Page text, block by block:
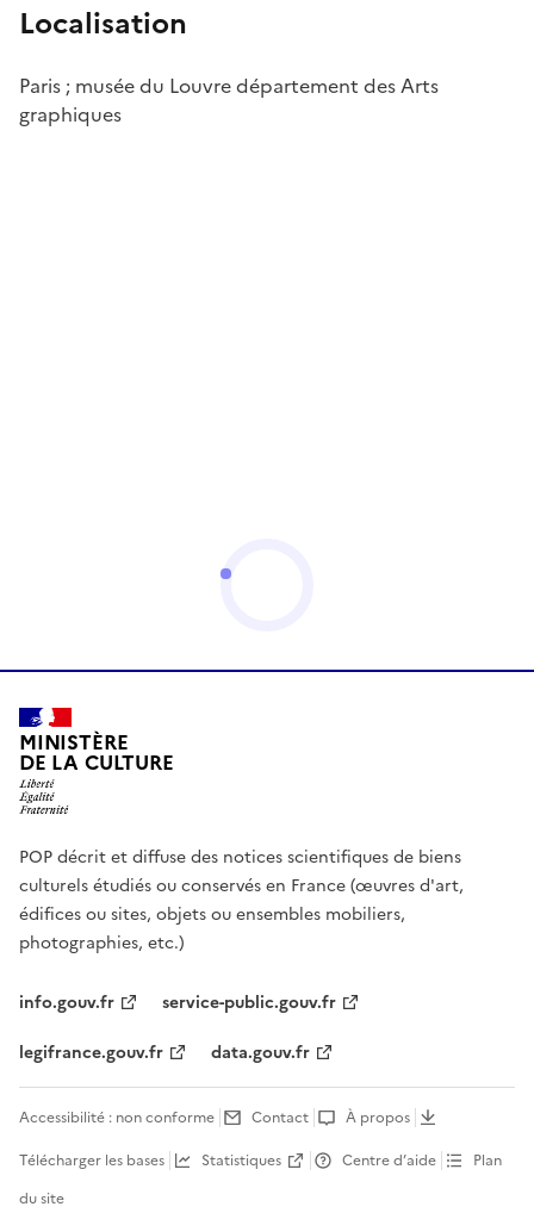
Localisation
Paris ; musée du Louvre département des Arts
graphiques
MINISTÈRE
DE LA CULTURE
POP décrit et diffuse des notices scientifiques de biens
culturels étudiés ou conservés en France (œuvres d'art,
édifices ou sites, objets ou ensembles mobiliers,
photographies, etc.)
info.gouv.fr
service-public.gouv.fr
legifrance.gouv.fr
data.gouv.fr
Accessibilité : non conforme Contact
À propos
Télécharger les bases
Statistiques Centre d’aide
Plan
du site